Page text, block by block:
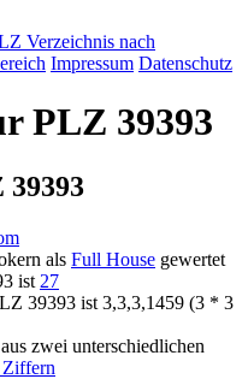
Verzeichnis nach
Impressum Datenschutz
PLZ 39393
39393
als Full House gewertet
ist 27
39393 ist 3,3,3,1459 (3 * 3
zwei unterschiedlichen
Ziffern